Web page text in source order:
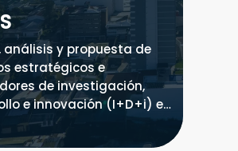
análisis y propuesta de
estratégicos e
de investigación,
e innovación (I+D+i) en
del Programa de
de Innovación